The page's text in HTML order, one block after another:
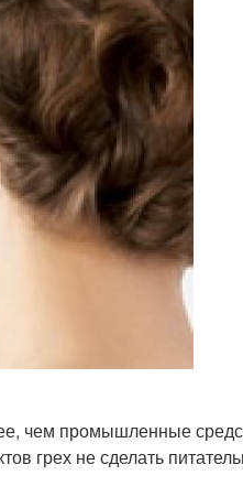
чем промышленные
грех не сделать